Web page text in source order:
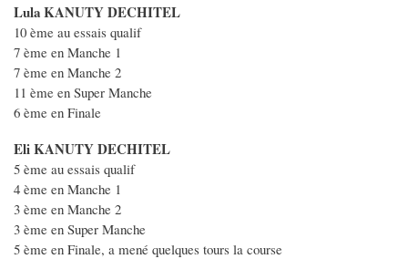
Lula KANUTY DECHITEL
10 ème au essais qualif
7 ème en Manche 1
7 ème en Manche 2
11 ème en Super Manche
6 ème en Finale
Eli KANUTY DECHITEL
5 ème au essais qualif
4 ème en Manche 1
3 ème en Manche 2
3 ème en Super Manche
5 ème en Finale, a mené quelques tours la course